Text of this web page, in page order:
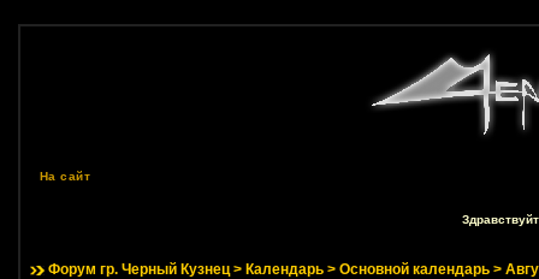
На сайт
Форум гр. Черный Кузнец> Календарь> Основной календарь>